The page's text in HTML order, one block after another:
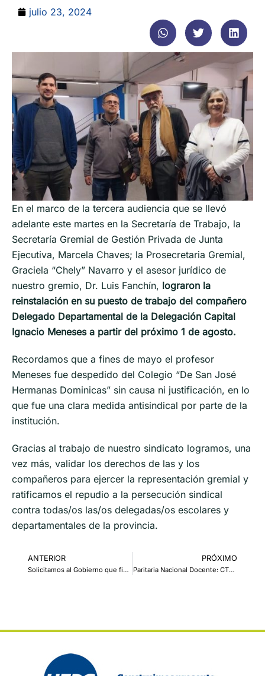
julio 23, 2024
En el marco de la tercera audiencia que se llevó
adelante este martes en la Secretaría de Trabajo, la
Secretaría Gremial de Gestión Privada de Junta
Ejecutiva, Marcela Chaves; la Prosecretaria Gremial,
Graciela “Chely” Navarro y el asesor jurídico de
nuestro gremio, Dr. Luis Fanchín, lograron la
reinstalación en su puesto de trabajo del compañero
Delegado Departamental de la Delegación Capital
Ignacio Meneses a partir del próximo 1 de agosto.
Recordamos que a fines de mayo el profesor
Meneses fue despedido del Colegio “De San José
Hermanas Dominicas” sin causa ni justificación, en lo
que fue una clara medida antisindical por parte de la
institución.
Gracias al trabajo de nuestro sindicato logramos, una
vez más, validar los derechos de las y los
compañeros para ejercer la representación gremial y
ratificamos el repudio a la persecución sindical
contra todas/os las/os delegadas/os escolares y
departamentales de la provincia.
ANTERIOR
Solicitamos al Gobierno que finalice las obras y garantice las medidas de seguridad en la Escuela Roma
PRÓXIMO
Paritaria Nacional Docente: CTERA rechazó la propuesta del Gobierno Nacional